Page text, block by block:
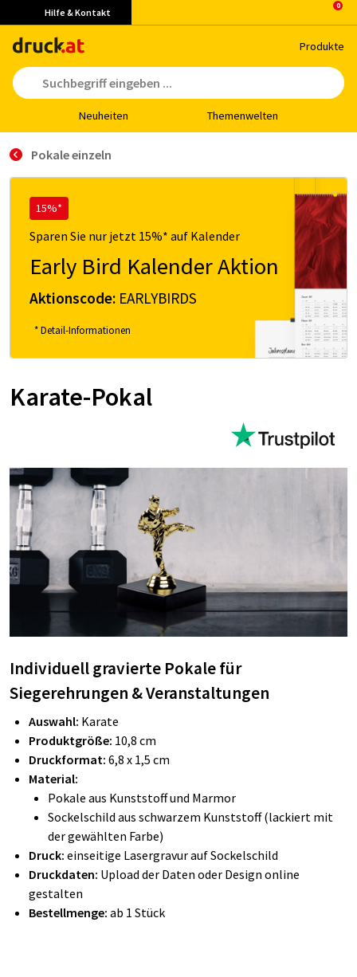
Hilfe & Kontakt
Pro­duk­te
Neu­hei­ten The­men­wel­ten
Pokale einzeln
15%*
Sparen Sie nur jetzt 15%* auf Kalender
Early Bird Kalender Aktion
Aktionscode: EARLYBIRDS
* Detail-Informationen
Karate-Pokal
Individuell gravierte Pokale für
Siegerehrungen & Veranstaltungen
Auswahl: Karate
Produktgröße: 10,8 cm
Druckformat: 6,8 x 1,5 cm
Material:
Pokale aus Kunststoff und Marmor
Sockelschild aus schwarzem Kunststoff (lackiert mit
der gewählten Farbe)
Druck: einseitige Lasergravur auf Sockelschild
Druckdaten: Upload der Daten oder Design online
gestalten
Bestellmenge: ab 1 Stück